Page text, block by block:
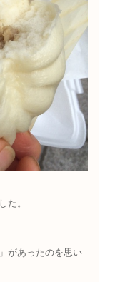
た。
があったのを思い